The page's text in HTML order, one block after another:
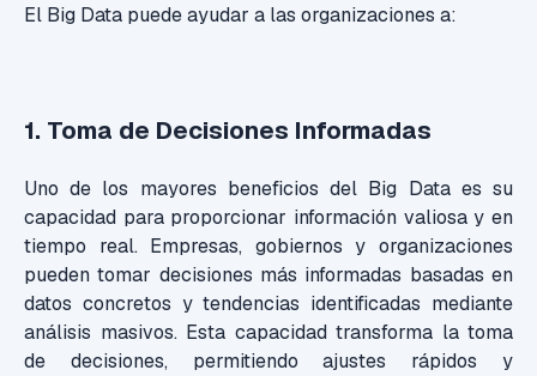
El Big Data puede ayudar a las organizaciones a:
1. Toma de Decisiones Informadas
Uno de los mayores beneficios del Big Data es su
capacidad para proporcionar información valiosa y en
tiempo real. Empresas, gobiernos y organizaciones
pueden tomar decisiones más informadas basadas en
datos concretos y tendencias identificadas mediante
análisis masivos. Esta capacidad transforma la toma
de decisiones, permitiendo ajustes rápidos y